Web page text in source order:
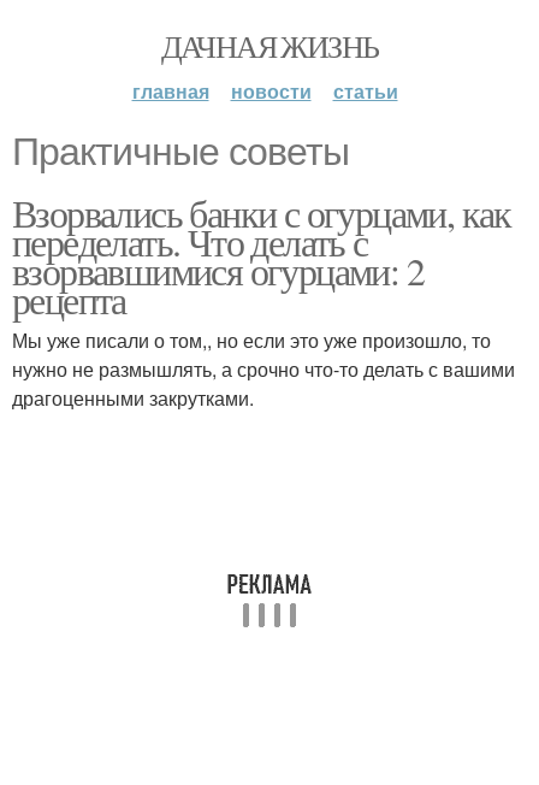
ДАЧНАЯ ЖИЗНЬ
главная новости статьи
Практичные советы
Взорвались банки с огурцами, как
переделать. Что делать с
взорвавшимися огурцами: 2
рецепта
Мы уже писали о том,, но если это уже произошло, то
нужно не размышлять, а срочно что-то делать с вашими
драгоценными закрутками.